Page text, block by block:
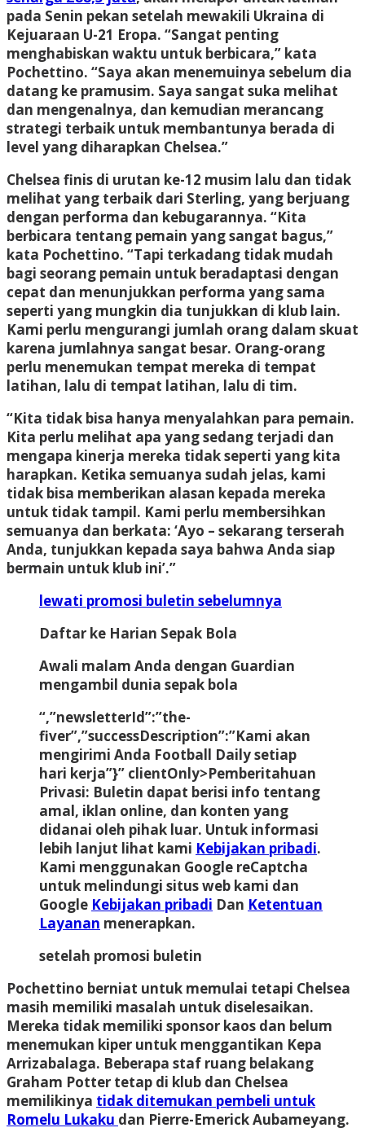
pada Senin pekan setelah mewakili Ukraina di
Kejuaraan U-21 Eropa. “Sangat penting
menghabiskan waktu untuk berbicara,” kata
Pochettino. “Saya akan menemuinya sebelum dia
datang ke pramusim. Saya sangat suka melihat
dan mengenalnya, dan kemudian merancang
strategi terbaik untuk membantunya berada di
level yang diharapkan Chelsea.”
Chelsea finis di urutan ke-12 musim lalu dan tidak
melihat yang terbaik dari Sterling, yang berjuang
dengan performa dan kebugarannya. “Kita
berbicara tentang pemain yang sangat bagus,”
kata Pochettino. “Tapi terkadang tidak mudah
bagi seorang pemain untuk beradaptasi dengan
cepat dan menunjukkan performa yang sama
seperti yang mungkin dia tunjukkan di klub lain.
Kami perlu mengurangi jumlah orang dalam skuat
karena jumlahnya sangat besar. Orang-orang
perlu menemukan tempat mereka di tempat
latihan, lalu di tempat latihan, lalu di tim.
“Kita tidak bisa hanya menyalahkan para pemain.
Kita perlu melihat apa yang sedang terjadi dan
mengapa kinerja mereka tidak seperti yang kita
harapkan. Ketika semuanya sudah jelas, kami
tidak bisa memberikan alasan kepada mereka
untuk tidak tampil. Kami perlu membersihkan
semuanya dan berkata: ‘Ayo – sekarang terserah
Anda, tunjukkan kepada saya bahwa Anda siap
bermain untuk klub ini’.”
lewati promosi buletin sebelumnya
Daftar ke Harian Sepak Bola
Awali malam Anda dengan Guardian
mengambil dunia sepak bola
“,”newsletterId”:”the-
fiver”,”successDescription”:”Kami akan
mengirimi Anda Football Daily setiap
hari kerja”}” clientOnly>Pemberitahuan
Privasi: Buletin dapat berisi info tentang
amal, iklan online, dan konten yang
didanai oleh pihak luar. Untuk informasi
lebih lanjut lihat kami Kebijakan pribadi.
Kami menggunakan Google reCaptcha
untuk melindungi situs web kami dan
Google Kebijakan pribadi Dan Ketentuan
Layanan menerapkan.
setelah promosi buletin
Pochettino berniat untuk memulai tetapi Chelsea
masih memiliki masalah untuk diselesaikan.
Mereka tidak memiliki sponsor kaos dan belum
menemukan kiper untuk menggantikan Kepa
Arrizabalaga. Beberapa staf ruang belakang
Graham Potter tetap di klub dan Chelsea
memilikinya tidak ditemukan pembeli untuk
Romelu Lukaku dan Pierre-Emerick Aubameyang.